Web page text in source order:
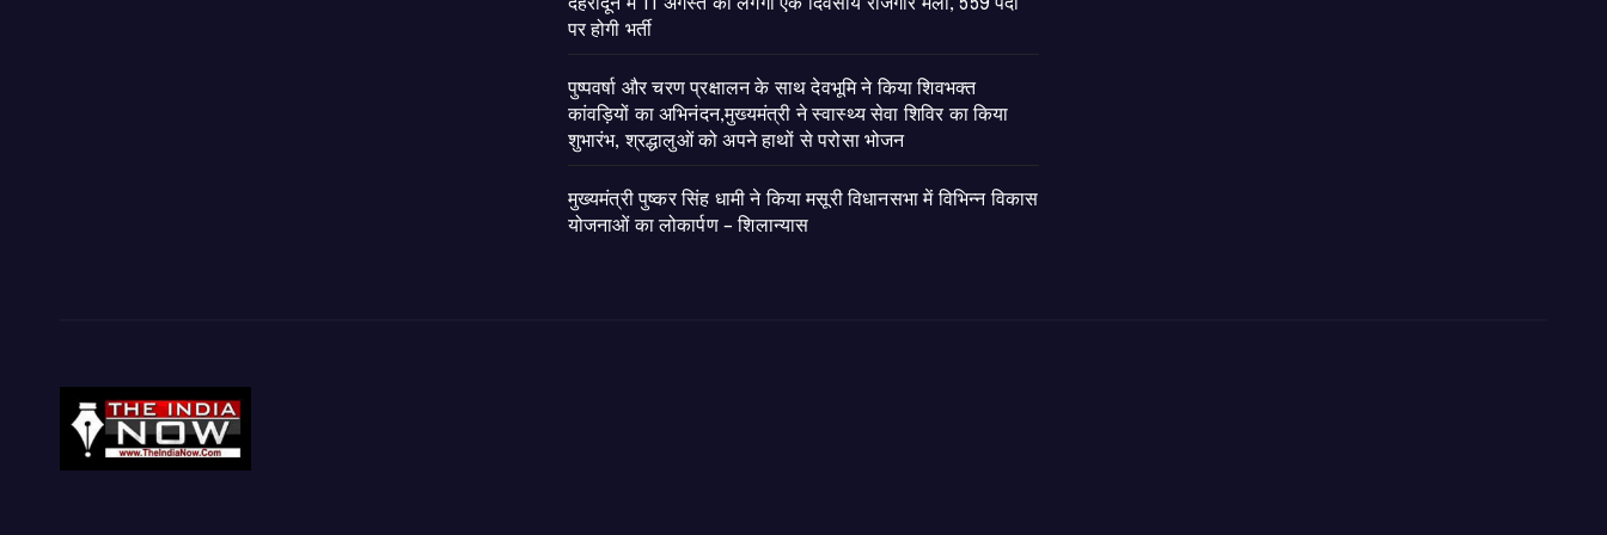
​देहरादून में 11 अगस्त को लगेगा एक दिवसीय रोजगार मेला, 559 पदों
पर होगी भर्ती
पुष्पवर्षा और चरण प्रक्षालन के साथ देवभूमि ने किया शिवभक्त
कांवड़ियों का अभिनंदन,मुख्यमंत्री ने स्वास्थ्य सेवा शिविर का किया
शुभारंभ, श्रद्धालुओं को अपने हाथों से परोसा भोजन
मुख्यमंत्री पुष्कर सिंह धामी ने किया मसूरी विधानसभा में विभिन्न विकास
योजनाओं का लोकार्पण – शिलान्यास